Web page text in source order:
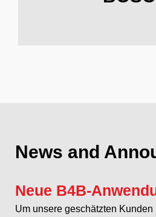
News and
Neue B4B-
Um unsere geschätzten Kunden